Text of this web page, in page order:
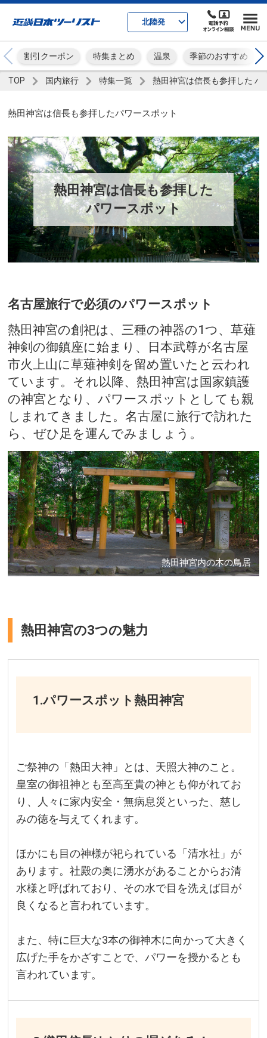
北陸発
割引クーポン 特集まとめ 温泉 季節のおすすめ
TOP 国内旅行 特集一覧 熱田神宮は信長も参拝した パ
熱田神宮は信長も参拝したパワースポット
熱田神宮は信長も参拝した
パワースポット
名古屋旅行で必須のパワースポット
熱田神宮の創祀は、三種の神器の1つ、草薙
神剣の御鎮座に始まり、日本武尊が名古屋
市火上山に草薙神剣を留め置いたと云われ
ています。それ以降、熱田神宮は国家鎮護
の神宮となり、パワースポットとしても親
しまれてきました。名古屋に旅行で訪れた
ら、ぜひ足を運んでみましょう。
熱田神宮内の木の鳥居
熱田神宮の3つの魅力
1.パワースポット熱田神宮
ご祭神の「熱田大神」とは、天照大神のこと。
皇室の御祖神とも至高至貴の神とも仰がれてお
り、人々に家内安全・無病息災といった、慈し
みの徳を与えてくれます。
ほかにも目の神様が祀られている「清水社」が
あります。社殿の奥に湧水があることからお清
水様と呼ばれており、その水で目を洗えば目が
良くなると言われています。
また、特に巨大な3本の御神木に向かって大きく
広げた手をかざすことで、パワーを授かるとも
言われています。